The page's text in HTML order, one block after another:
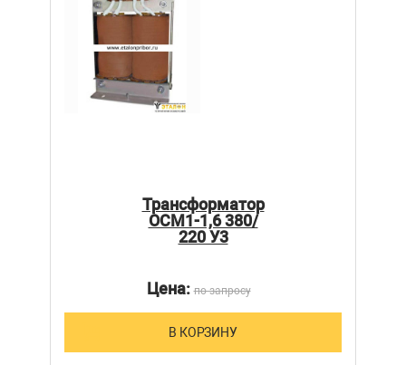
Трансформатор
ОСМ1-1,6 380/
220 У3
Цена:по запросу
В КОРЗИНУ